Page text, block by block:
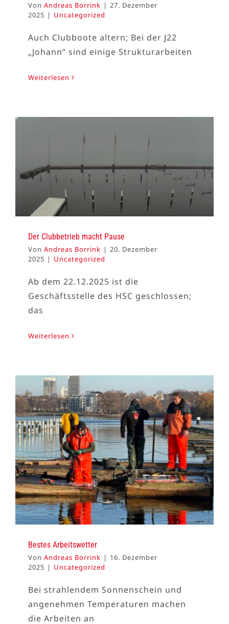
Von Andreas Borrink | 27. Dezember
2025 | Uncategorized
Auch Clubboote altern; Bei der J22
„Johann“ sind einige Strukturarbeiten
Weiterlesen
Der Clubbetrieb macht Pause
Von Andreas Borrink | 20. Dezember
2025 | Uncategorized
Ab dem 22.12.2025 ist die
Geschäftsstelle des HSC geschlossen;
das
Weiterlesen
Bestes Arbeitswetter
Von Andreas Borrink | 16. Dezember
2025 | Uncategorized
Bei strahlendem Sonnenschein und
angenehmen Temperaturen machen
die Arbeiten an